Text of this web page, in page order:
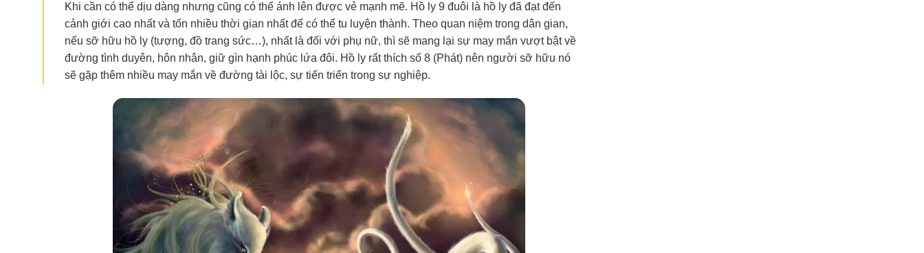
Khi cần có thể dịu dàng nhưng cũng có thể ánh lên được vẻ mạnh mẽ. Hồ ly 9 đuôi là hồ ly đã đạt đến
cảnh giới cao nhất và tốn nhiều thời gian nhất để có thể tu luyện thành. Theo quan niệm trong dân gian,
nếu sỡ hữu hồ ly (tượng, đồ trang sức…), nhất là đối với phụ nữ, thì sẽ mang lại sự may mắn vượt bật về
đường tình duyên, hôn nhân, giữ gìn hạnh phúc lứa đôi. Hồ ly rất thích số 8 (Phát) nên người sỡ hữu nó
sẽ gặp thêm nhiều may mắn về đường tài lộc, sự tiến triển trong sự nghiệp.